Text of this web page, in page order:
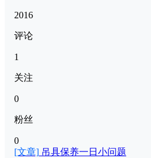
2016
评论
1
关注
0
粉丝
0
[文章] 吊具保养一日小问题